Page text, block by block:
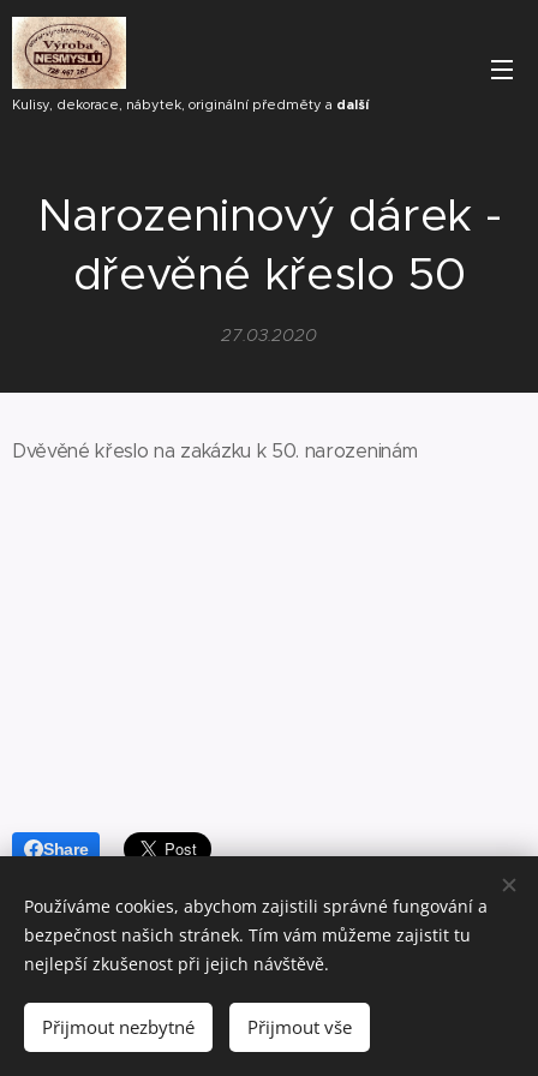
Kulisy, dekorace, nábytek, originální předměty a další
Narozeninový dárek -
dřevěné křeslo 50
27.03.2020
Dvěvěné křeslo na zakázku k 50. narozeninám
Share
Tel.: +420 728 467 267
Vytvořeno službou
Webnode Cookies
Používáme cookies, abychom zajistili správné fungování a
bezpečnost našich stránek. Tím vám můžeme zajistit tu
nejlepší zkušenost při jejich návštěvě.
Přijmout nezbytné Přijmout vše